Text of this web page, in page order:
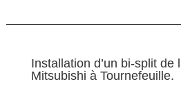
Installation d’un bi-split de
Mitsubishi à Tournefeuille.